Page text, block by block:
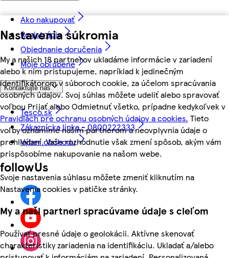
Nastavenia súkromia
My a našich 18 partnerov ukladáme informácie v zariadení
alebo k nim pristupujeme, napríklad k jedinečným
identifikátorom v súboroch cookie, za účelom spracúvania
osobných údajov. Svoj súhlas môžete udeliť alebo spravovať
voľbou Prijať alebo Odmietnuť všetko, prípadne kedykoľvek v
Pravidlách pre ochranu osobných údajov a cookies. Tieto
voľby oznámime našim partnerom a neovplyvnia údaje o
prehliadaní. Vaše rozhodnutie však zmení spôsob, akým vám
prispôsobíme nakupovanie na našom webe.
Svoje nastavenia súhlasu môžete zmeniť kliknutím na
Nastavenia cookies v pätičke stránky.
My a naši partneri spracúvame údaje s cieľom
Používať presné údaje o geolokácii. Aktívne skenovať
charakteristiky zariadenia na identifikáciu. Ukladať a/alebo
Ako nakupovať
Registrácia
Objednanie doručenia
Moje obľúbené
Kontaktujte nás
Tesco.sk
Zákaznícka linka - 0800222333
Výber obchodu
followUs